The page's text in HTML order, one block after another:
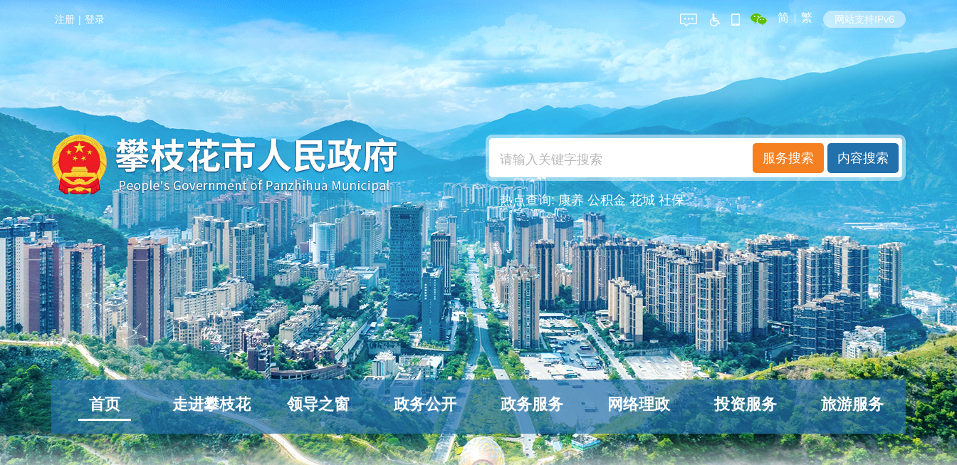
注册 | 登录 简 | 繁 网站支持IPv6
热点查询:康养 公积金 花城 社保
首页 走进攀枝花 领导之窗 政务公开 政务服务 网络理政 投资服务 旅游服务